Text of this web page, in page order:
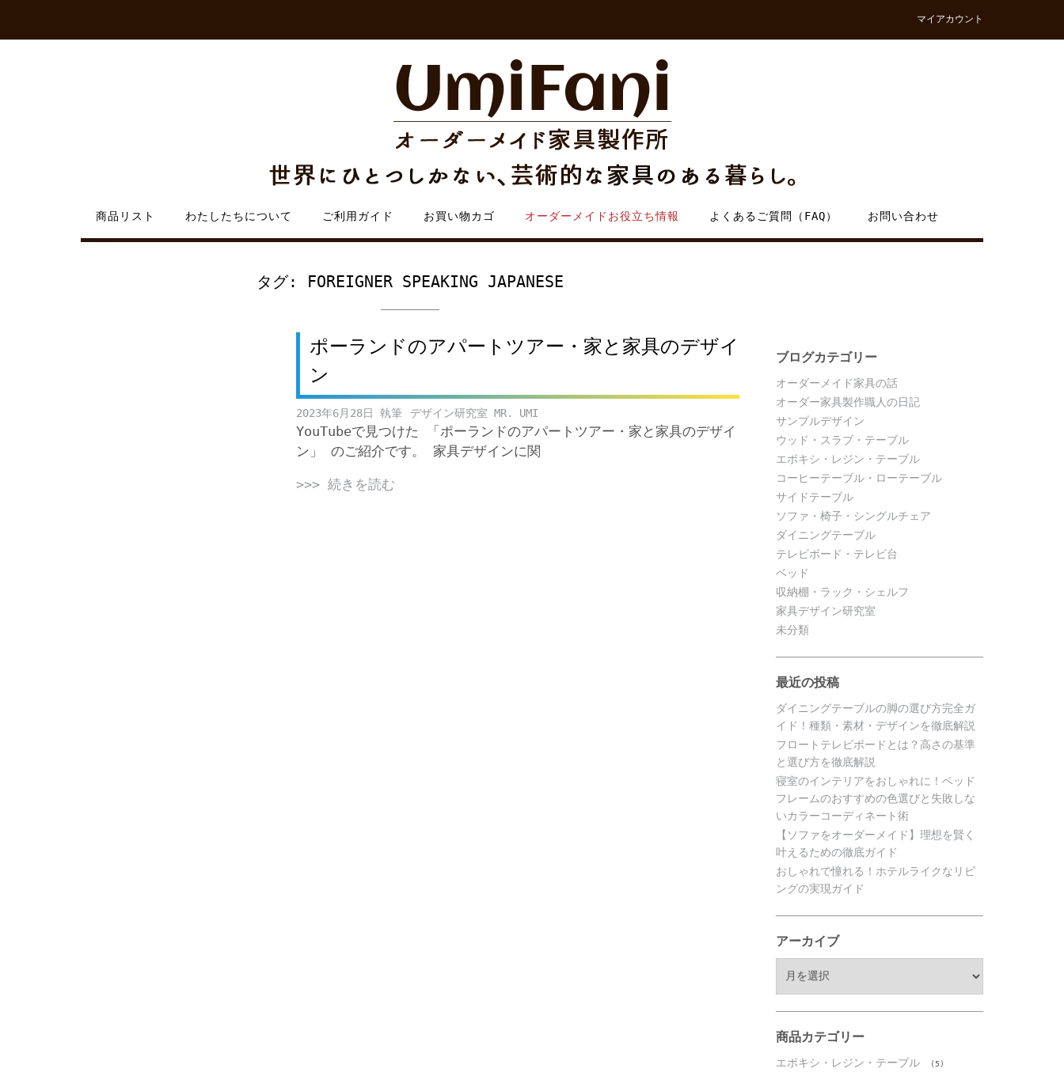
content
マイアカウント
商品リスト わたしたちについて ご利用ガイド お買い物カゴ オーダーメイドお役立ち情報 よくあるご質問（FAQ） お問い合わせ
タグ: FOREIGNER SPEAKING JAPANESE
ポーランドのアパートツアー・家と家具のデザイ
ン
2023年6月28日 デザイン研究室 MR. UMI
YouTubeで見つけた 「ポーランドのアパートツアー・家と家具のデザイ
ン」 のご紹介です。 家具デザインに関
>>> 続きを読む
ブログカテゴリー
オーダーメイド家具の話
オーダー家具製作職人の日記
サンプルデザイン
ウッド・スラブ・テーブル
エポキシ・レジン・テーブル
コーヒーテーブル・ローテーブル
サイドテーブル
ソファ・椅子・シングルチェア
ダイニングテーブル
テレビボード・テレビ台
ベッド
収納棚・ラック・シェルフ
家具デザイン研究室
未分類
最近の投稿
ダイニングテーブルの脚の選び方完全ガ
イド！種類・素材・デザインを徹底解説
フロートテレビボードとは？高さの基準
と選び方を徹底解説
寝室のインテリアをおしゃれに！ベッド
フレームのおすすめの色選びと失敗しな
いカラーコーディネート術
【ソファをオーダーメイド】理想を賢く
叶えるための徹底ガイド
おしゃれで憧れる！ホテルライクなリビ
ングの実現ガイド
アーカイブ
ブ
商品カテゴリー
エポキシ・レジン・テーブル (5)